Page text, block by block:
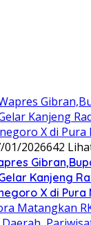
01/2026642
Kanjeng
X di